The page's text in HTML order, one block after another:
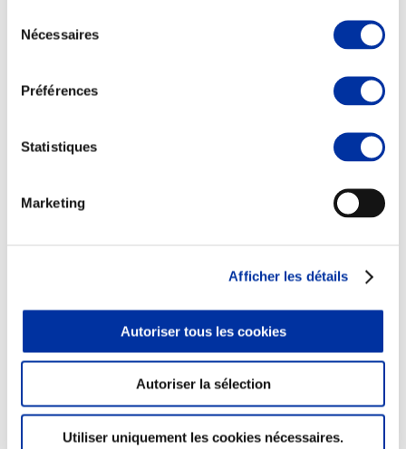
Nécessaires
Préférences
Statistiques
Marketing
Afficher les détails
Autoriser tous les cookies
Autoriser la sélection
Utiliser uniquement les cookies nécessaires.
Partenaire Climat